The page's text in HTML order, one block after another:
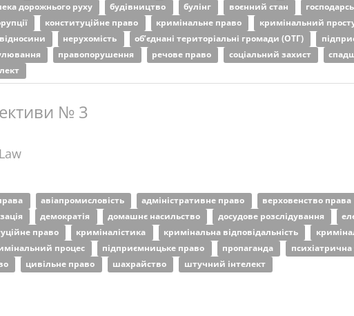
дорожнього руху будівництво булінг воєнний стан
конституційне право кримінальне право кримінальний
нерухомість об’єднані територіальні громади (ОТГ)
правопорушення речове право соціальний захист
№ 3
авіапромисловість адміністративне право верховенство права
демократія домашнє насильство досудове розслідування
право криміналістика кримінальна відповідальність
процес підприємницьке право пропаганда
цивільне право шахрайство штучний інтелект